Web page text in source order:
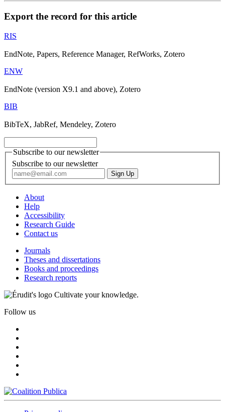
Export the record for this article
RIS
EndNote, Papers, Reference Manager, RefWorks, Zotero
ENW
EndNote (version X9.1 and above), Zotero
BIB
BibTeX, JabRef, Mendeley, Zotero
Subscribe to our newsletter
Subscribe to our newsletter
About
Help
Accessibility
Research Guide
Contact us
Journals
Theses and dissertations
Books and proceedings
Research reports
Cultivate your knowledge.
Follow us